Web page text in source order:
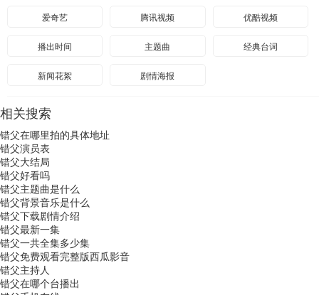
爱奇艺 腾讯视频 优酷视频
播出时间 主题曲 经典台词
新闻花絮 剧情海报
相关搜索
错父在哪里拍的具体地址
错父演员表
错父大结局
错父好看吗
错父主题曲是什么
错父背景音乐是什么
错父下载剧情介绍
错父最新一集
错父一共全集多少集
错父免费观看完整版西瓜影音
错父主持人
错父在哪个台播出